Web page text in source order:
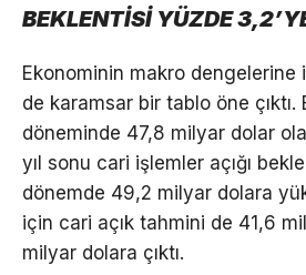
BEKLENTİSİ YÜZDE
Ekonominin makro dengelerine
de karamsar bir tablo öne
döneminde 47,8 milyar dolar
yıl sonu cari işlemler açığı
dönemde 49,2 milyar dolara
için cari açık tahmini de 41,6
milyar dolara çıktı.